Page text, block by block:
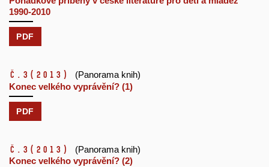
1990-2010
PDF
č.3 (2013)
(Panorama knih)
Konec velkého vyprávění? (1)
PDF
č.3 (2013)
(Panorama knih)
Konec velkého vyprávění? (2)